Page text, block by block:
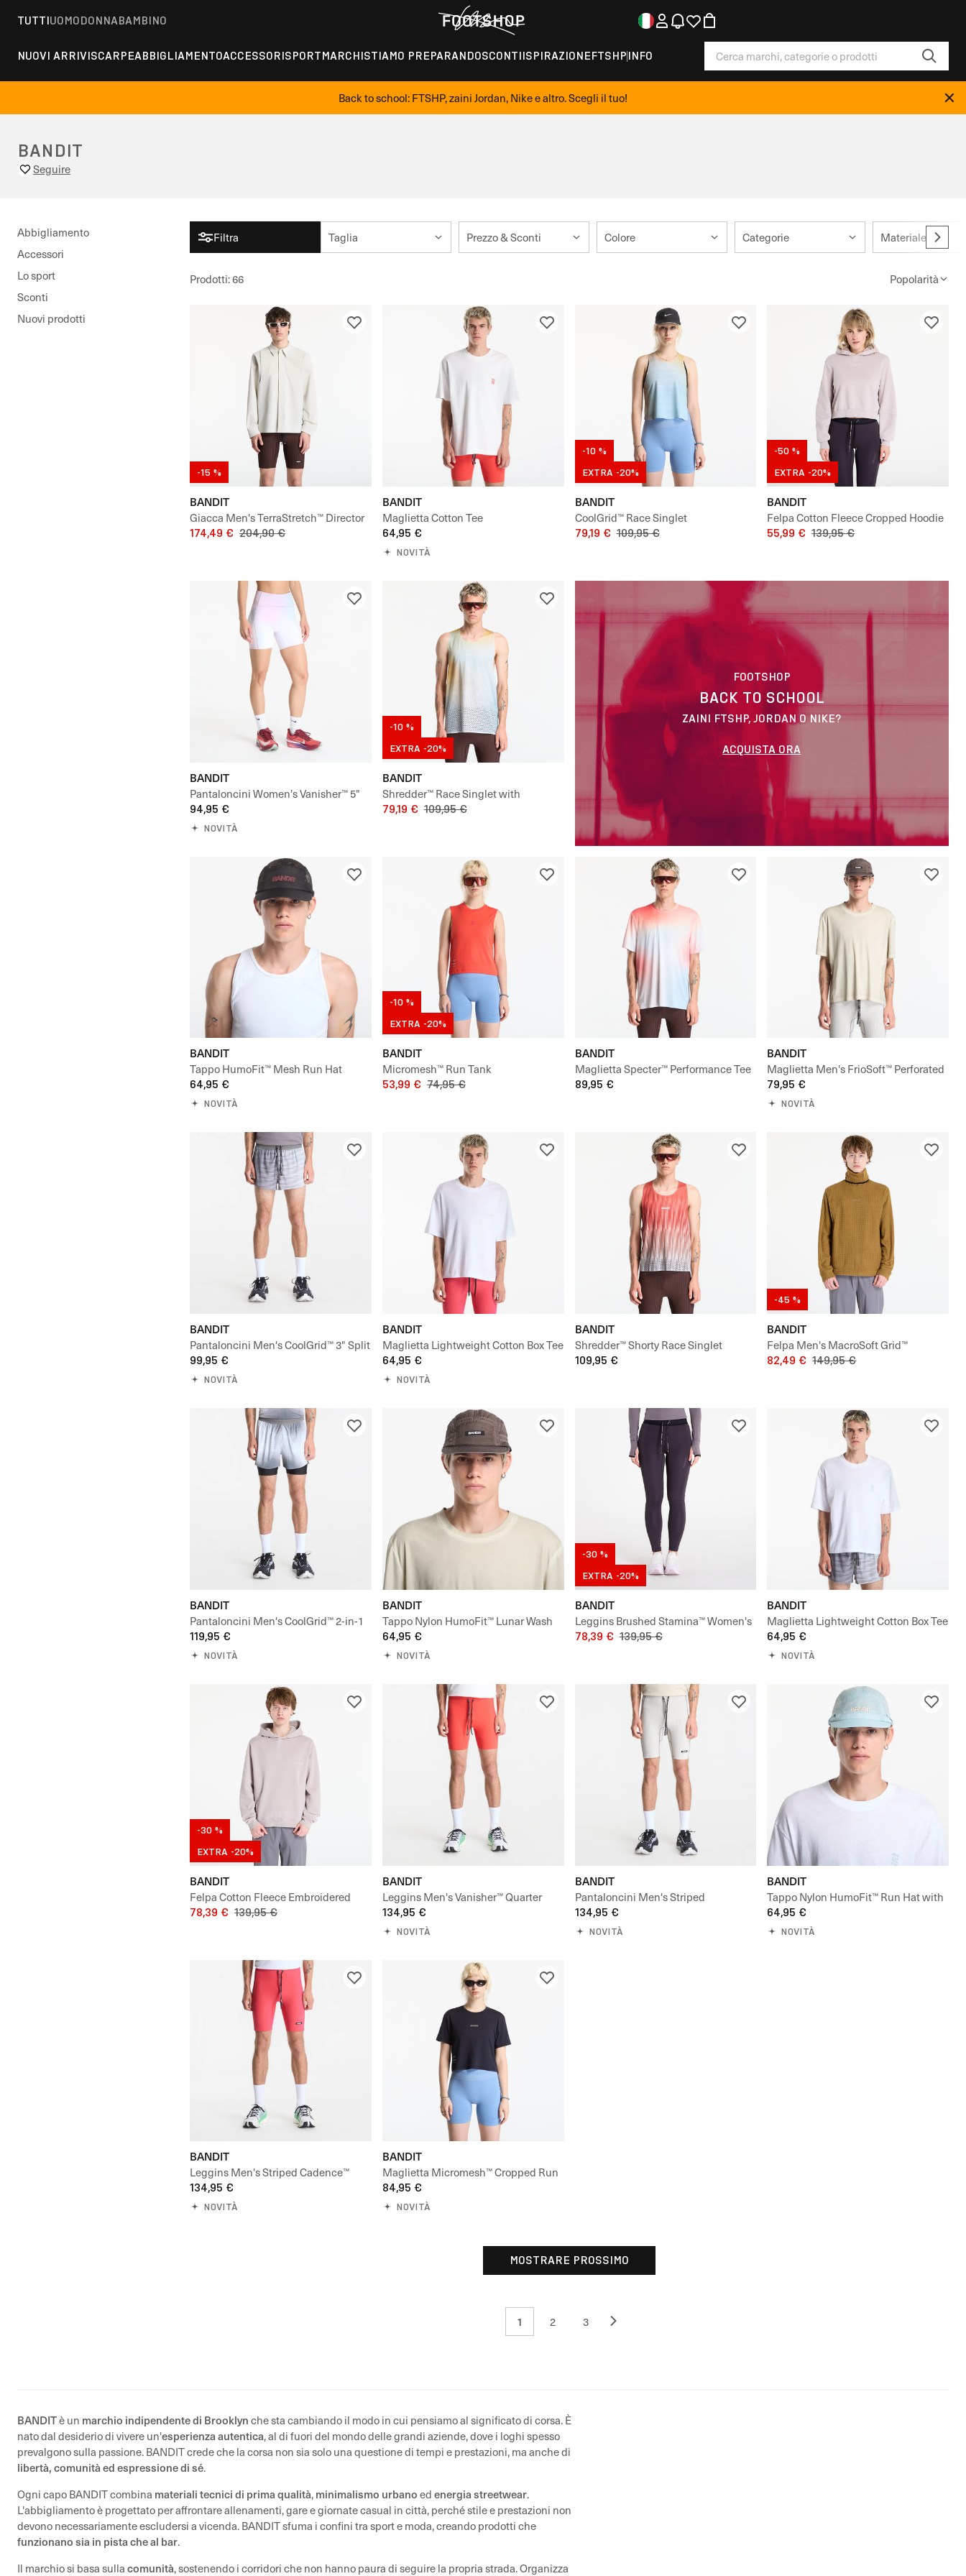
TUTTIUOMODONNABAMBINO
NUOVI ARRIVISCARPEABBIGLIAMENTOACCESSORISPORTMARCHISTIAMO PREPARANDOSCONTIISPIRAZIONEFTSHP INFO
Back to school: FTSHP, zaini Jordan, Nike e altro. Scegli il tuo!
BANDIT
Seguire
Abbigliamento
Accessori
Lo sport
Sconti
Nuovi prodotti
Filtra Taglia Prezzo & Sconti Colore Categorie Materiale
Prodotti:66 Popolarità
-15 %
BANDIT
Giacca Men's TerraStretch™ Director
Jacket
174,49 € 204,90 €
BANDIT
Maglietta Cotton Tee
64,95 €
NOVITÀ
-10 %
EXTRA -20%
BANDIT
CoolGrid™ Race Singlet
79,19 € 109,95 €
-50 %
EXTRA -20%
BANDIT
Felpa Cotton Fleece Cropped Hoodie
55,99 € 139,95 €
BANDIT
Pantaloncini Women's Vanisher™ 5"
Pop Stitch™ High Waist Compression
Short
94,95 €
NOVITÀ
-10 %
EXTRA -20%
BANDIT
Shredder™ Race Singlet with
Flopack™
79,19 € 109,95 €
BANDIT
Tappo HumoFit™ Mesh Run Hat
64,95 €
NOVITÀ
-10 %
EXTRA -20%
BANDIT
Micromesh™ Run Tank
53,99 € 74,95 €
BANDIT
Maglietta Specter™ Performance Tee
with Flopack™
89,95 €
BANDIT
Maglietta Men's FrioSoft™ Perforated
Box Tee
79,95 €
NOVITÀ
BANDIT
Pantaloncini Men's CoolGrid™ 3" Split
Short - Uneven Gradient
99,95 €
NOVITÀ
BANDIT
Maglietta Lightweight Cotton Box Tee
64,95 €
NOVITÀ
BANDIT
Shredder™ Shorty Race Singlet
109,95 €
-45 %
BANDIT
Felpa Men's MacroSoft Grid™
Turtleneck
82,49 € 149,95 €
BANDIT
Pantaloncini Men's CoolGrid™ 2-in-1
Run Short
119,95 €
NOVITÀ
BANDIT
Tappo Nylon HumoFit™ Lunar Wash
Run Hat
64,95 €
NOVITÀ
-30 %
EXTRA -20%
BANDIT
Leggins Brushed Stamina™ Women's
Cold Weather Tights
78,39 € 139,95 €
BANDIT
Maglietta Lightweight Cotton Box Tee
64,95 €
NOVITÀ
-30 %
EXTRA -20%
BANDIT
Felpa Cotton Fleece Embroidered
Hoodie
78,39 € 139,95 €
BANDIT
Leggins Men's Vanisher™ Quarter
Tights
134,95 €
NOVITÀ
BANDIT
Pantaloncini Men's Striped
Cadence™ Half Tights
134,95 €
NOVITÀ
BANDIT
Tappo Nylon HumoFit™ Run Hat with
Sunglasses Holder
64,95 €
NOVITÀ
BANDIT
Leggins Men's Striped Cadence™
Half Tights
134,95 €
NOVITÀ
BANDIT
Maglietta Micromesh™ Cropped Run
Tee
84,95 €
NOVITÀ
FOOTSHOP
BACK TO SCHOOL
ZAINI FTSHP, JORDAN O NIKE?
ACQUISTA ORA
MOSTRARE PROSSIMO
1 2 3
BANDITè un marchio indipendente di Brooklyn che sta cambiando il modo in cui pensiamo al significato di corsa. È
nato dal desiderio di vivere un'esperienza autentica, al di fuori del mondo delle grandi aziende, dove i loghi spesso
prevalgono sulla passione. BANDIT crede che la corsa non sia solo una questione di tempi e prestazioni, ma anche di
libertà, comunità ed espressione di sé.
Ogni capo BANDIT combina materiali tecnici di prima qualità, minimalismo urbano ed energia streetwear.
L'abbigliamento è progettato per affrontare allenamenti, gare e giornate casual in città, perché stile e prestazioni non
devono necessariamente escludersi a vicenda. BANDIT sfuma i confini tra sport e moda, creando prodotti che
funzionano sia in pista che al bar.
Il marchio si basa sulla comunità, sostenendo i corridori che non hanno paura di seguire la propria strada. Organizza